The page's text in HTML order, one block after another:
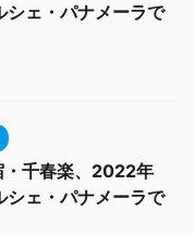
ェ・パナメーラで
・千春楽、2022年
ェ・パナメーラで